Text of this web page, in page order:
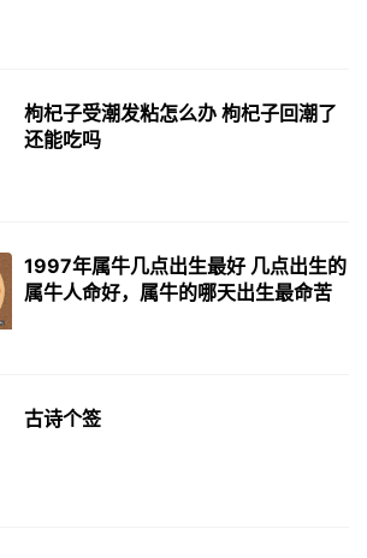
枸杞子受潮发粘怎么办 枸杞子回潮了
还能吃吗
1997年属牛几点出生最好 几点出生的
属牛人命好，属牛的哪天出生最命苦
古诗个签